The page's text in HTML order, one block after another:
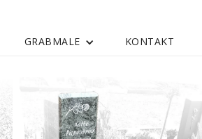
GRABMALE KONTAKT